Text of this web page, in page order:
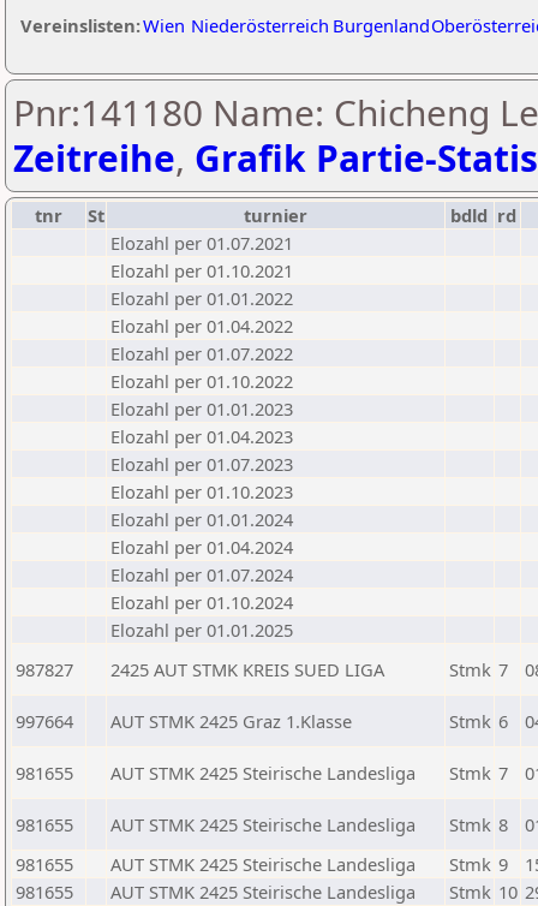
Vereinslisten:Wien Niederösterreich Burgenland
Pnr:141180 Name: Chicheng
Zeitreihe, Grafik Partie-
tnr St turnier bdld rd
Elozahl per 01.07.2021
Elozahl per 01.10.2021
Elozahl per 01.01.2022
Elozahl per 01.04.2022
Elozahl per 01.07.2022
Elozahl per 01.10.2022
Elozahl per 01.01.2023
Elozahl per 01.04.2023
Elozahl per 01.07.2023
Elozahl per 01.10.2023
Elozahl per 01.01.2024
Elozahl per 01.04.2024
Elozahl per 01.07.2024
Elozahl per 01.10.2024
Elozahl per 01.01.2025
987827
2425 AUT STMK KREIS SUED LIGA Stmk 7
997664 AUT STMK 2425 Graz 1.Klasse Stmk 6
981655 AUT STMK 2425 Steirische Landesliga Stmk 7
981655 AUT STMK 2425 Steirische Landesliga Stmk 8
981655
AUT STMK 2425 Steirische Landesliga Stmk 9
981655
AUT STMK 2425 Steirische Landesliga Stmk 10